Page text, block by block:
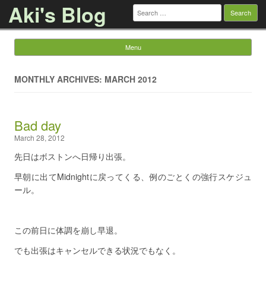
Aki's Blog Search
for:
Menu
MONTHLY ARCHIVES: MARCH 2012
Bad day
March 28, 2012
先日はボストンへ日帰り出張。
早朝に出てMidnightに戻ってくる、例のごとくの強行スケジュ
ール。
この前日に体調を崩し早退。
でも出張はキャンセルできる状況でもなく。